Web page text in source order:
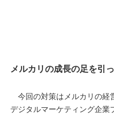
メルカリの成長の足を引
今回の対策はメルカリの経
デジタルマーケティング企業